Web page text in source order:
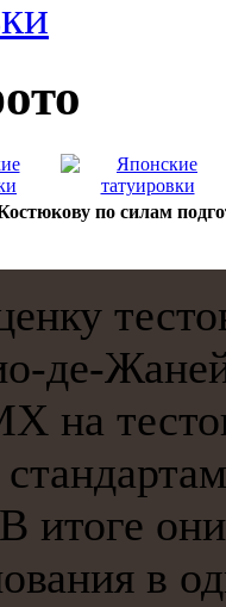
по силам
де-
на
итоге
в